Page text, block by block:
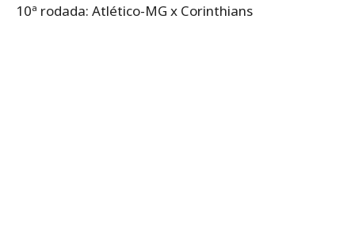
10ª rodada: Atlético-MG x Corinthians